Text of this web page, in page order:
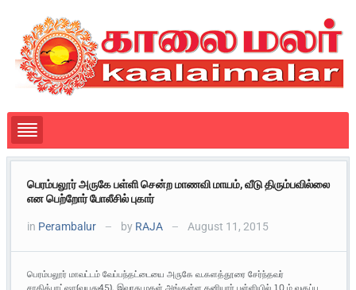
பெரம்பலூர் அருகே பள்ளி சென்ற மாணவி மாயம், வீடு திரும்பவில்லை
என பெற்றோர் போலீசில் புகார்
in Perambalur — by RAJA — August 11, 2015
பெரம்பலூர் மாவட்டம் வேப்பந்தட்டையை அருகே வ.களத்தூரை சேர்ந்தவர்